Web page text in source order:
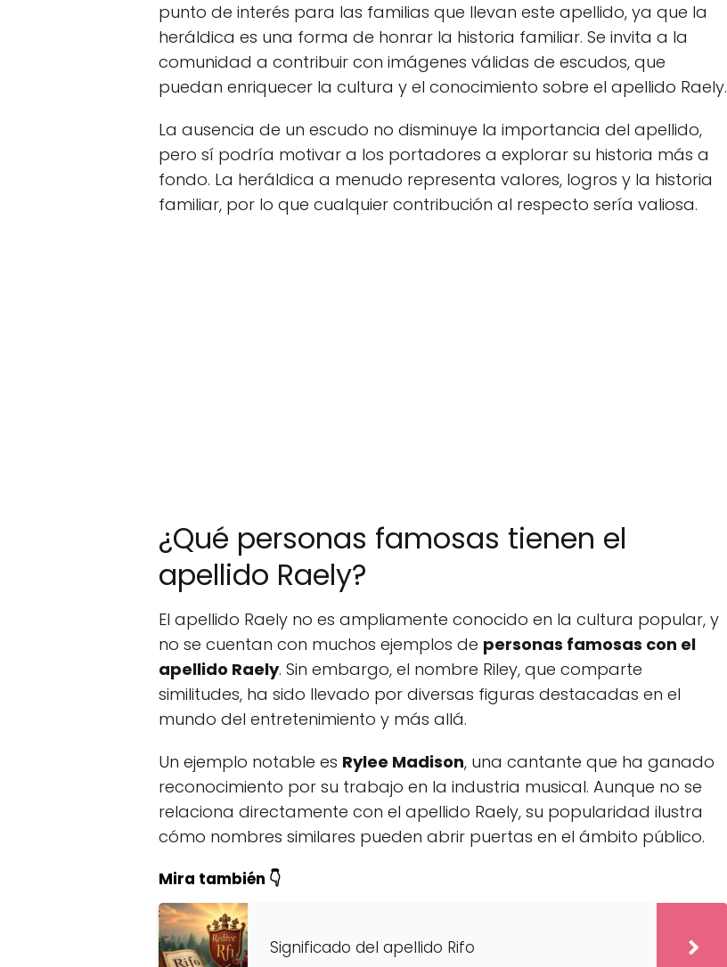
punto de interés para las familias que llevan este apellido, ya que la
heráldica es una forma de honrar la historia familiar. Se invita a la
comunidad a contribuir con imágenes válidas de escudos, que
puedan enriquecer la cultura y el conocimiento sobre el apellido Raely.
La ausencia de un escudo no disminuye la importancia del apellido,
pero sí podría motivar a los portadores a explorar su historia más a
fondo. La heráldica a menudo representa valores, logros y la historia
familiar, por lo que cualquier contribución al respecto sería valiosa.
¿Qué personas famosas tienen el
apellido Raely?
El apellido Raely no es ampliamente conocido en la cultura popular, y
no se cuentan con muchos ejemplos de personas famosas con el
apellido Raely. Sin embargo, el nombre Riley, que comparte
similitudes, ha sido llevado por diversas figuras destacadas en el
mundo del entretenimiento y más allá.
Un ejemplo notable es Rylee Madison, una cantante que ha ganado
reconocimiento por su trabajo en la industria musical. Aunque no se
relaciona directamente con el apellido Raely, su popularidad ilustra
cómo nombres similares pueden abrir puertas en el ámbito público.
Mira también 👇
Significado del apellido Rifo